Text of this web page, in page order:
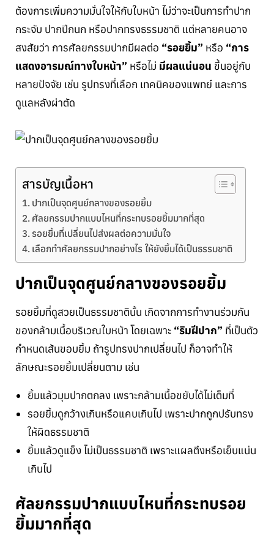
ต้องการเพิ่มความมั่นใจให้กับใบหน้า ไม่ว่าจะเป็นการทำปาก
กระจับ ปากปีกนก หรือปากทรงธรรมชาติ แต่หลายคนอาจ
สงสัยว่า การศัลยกรรมปากมีผลต่อ “รอยยิ้ม” หรือ “การ
แสดงอารมณ์ทางใบหน้า” หรือไม่ มีผลแน่นอน ขึ้นอยู่กับ
หลายปัจจัย เช่น รูปทรงที่เลือก เทคนิคของแพทย์ และการ
ดูแลหลังผ่าตัด
สารบัญเนื้อหา
ปากเป็นจุดศูนย์กลางของรอยยิ้ม
ศัลยกรรมปากแบบไหนที่กระทบรอยยิ้มมากที่สุด
รอยยิ้มที่เปลี่ยนไปส่งผลต่อความมั่นใจ
เลือกทำศัลยกรรมปากอย่างไร ให้ยังยิ้มได้เป็นธรรมชาติ
ปากเป็นจุดศูนย์กลางของรอยยิ้ม
รอยยิ้มที่ดูสวยเป็นธรรมชาตินั้น เกิดจากการทำงานร่วมกัน
ของกล้ามเนื้อบริเวณใบหน้า โดยเฉพาะ “ริมฝีปาก” ที่เป็นตัว
กำหนดเส้นขอบยิ้ม ถ้ารูปทรงปากเปลี่ยนไป ก็อาจทำให้
ลักษณะรอยยิ้มเปลี่ยนตาม เช่น
ยิ้มแล้วมุมปากตกลง เพราะกล้ามเนื้อขยับได้ไม่เต็มที่
รอยยิ้มดูกว้างเกินหรือแคบเกินไป เพราะปากถูกปรับทรง
ให้ผิดธรรมชาติ
ยิ้มแล้วดูแข็ง ไม่เป็นธรรมชาติ เพราะแผลตึงหรือเย็บแน่น
เกินไป
ศัลยกรรมปากแบบไหนที่กระทบรอย
ยิ้มมากที่สุด